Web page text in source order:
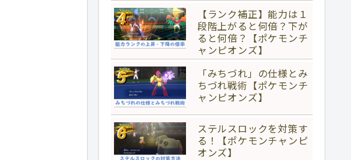
【ランク補正】能力は１
段階上がると何倍？下が
ると何倍？【ポケモンチ
ャンピオンズ】
「みちづれ」の仕様とみ
ちづれ戦術【ポケモンチ
ャンピオンズ】
ステルスロックを対策す
る！【ポケモンチャンピ
オンズ】